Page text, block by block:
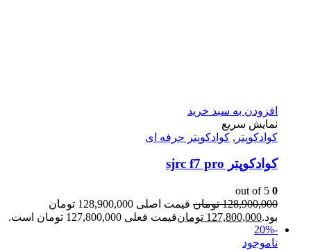
افزودن به سبد خرید
نمایش سریع
کوادکوپتر , کوادکوپتر حرفه ای
کوادکوپتر sjrc f7 pro
0
128,900,000 تومان
قیمت اصلی 128,900,000 تومان
بود.127,800,000 تومانقیمت فعلی 127,800,000 تومان است.
-20%
ناموجود